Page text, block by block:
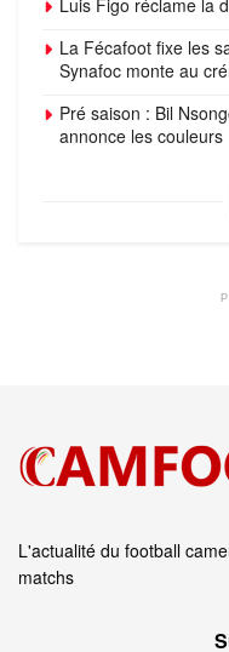
La Fécafoot fixe les
Synafoc monte au
Pré saison : Bil
annonce les couleurs
L'actualité du football
matchs